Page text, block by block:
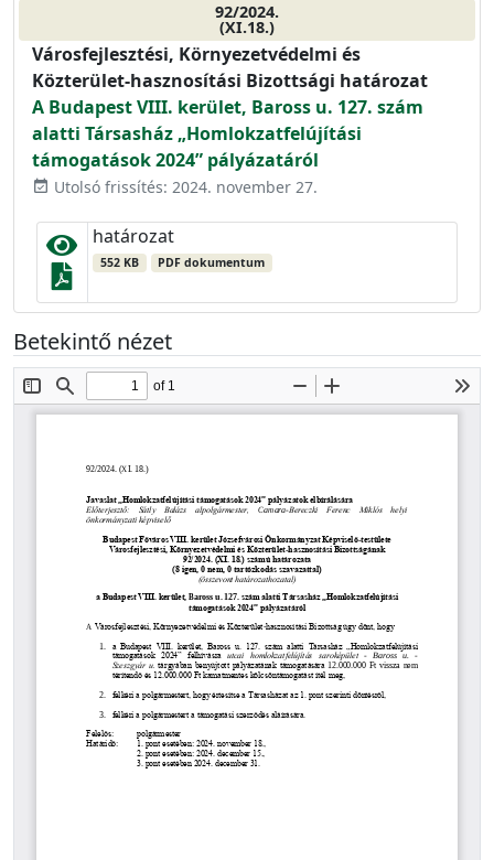
92/2024.
(XI.18.)
Városfejlesztési, Környezetvédelmi és
Közterület-hasznosítási Bizottsági határozat
A Budapest VIII. kerület, Baross u. 127. szám
alatti Társasház „Homlokzatfelújítási
támogatások 2024” pályázatáról
event_available Utolsó frissítés: 2024. november 27.
határozat
552 KB PDF dokumentum
Betekintő nézet